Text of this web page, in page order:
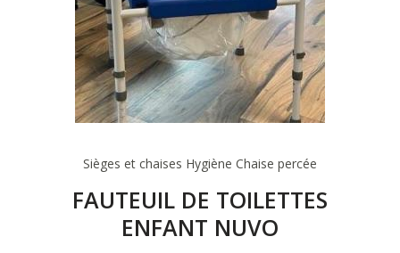
Sièges et chaises Hygiène Chaise percée
FAUTEUIL DE TOILETTES
ENFANT NUVO